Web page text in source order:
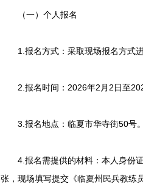
（一）个人报名
1.报名方式：采取现场报名方式进
2.报名时间：2026年2月2日至
3.报名地点：临夏市华寺街50号。
4.报名需提供的材料：本人身份证
张，现场填写提交《临夏州民兵教练